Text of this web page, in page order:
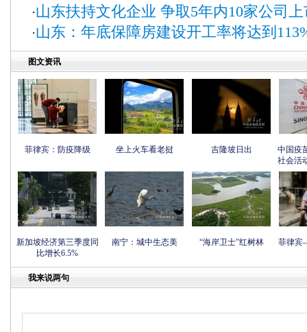
·山东扶持文化企业 争取5年内10家公司上
·山东：年底保障房建设开工率将达到
图文资讯
菲律宾：防疫降级 坐上火车看老挝 吉隆坡日出
中国疫
社会活
新加坡经济第三季度同
比增长6.5%
南宁：城中生态美 “海岸卫士”红树林 菲律宾
我来说两句